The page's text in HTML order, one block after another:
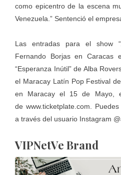
como epicentro de la escena
Venezuela.” Sentenció el
Las entradas para el show
Fernando Borjas en
“Esperanza Inútil” de Alba
el Maracay Latín Pop Festival
en Maracay el 15 de Mayo,
de www.ticketplate.com.
a través del usuario Instagram
VIPNetVe Brand